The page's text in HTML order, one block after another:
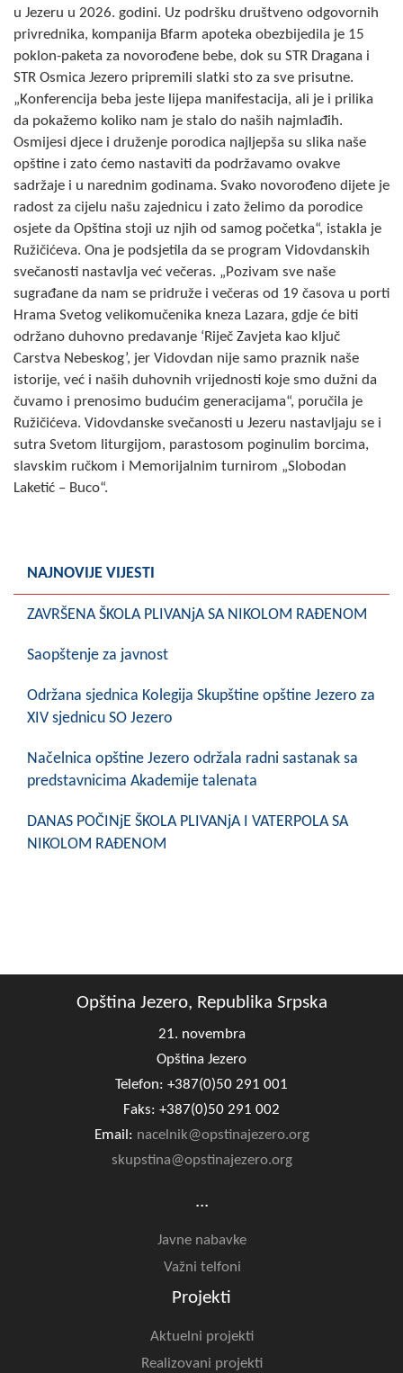
Aktivnosti
Javni pozivi
Obavještenja
Zaštita od požara
COVID 19
Geoistraživanja
FINANSIJE
PRIVREDA
Poljoprivreda
Turizam
Sport
CIVILNA ZAŠTITA
u Jezeru u 2026. godini. Uz podršku društveno odgovornih
privrednika, kompanija Bfarm apoteka obezbijedila je 15
poklon-paketa za novorođene bebe, dok su STR Dragana i
STR Osmica Jezero pripremili slatki sto za sve prisutne.
„Konferencija beba jeste lijepa manifestacija, ali je i prilika
da pokažemo koliko nam je stalo do naših najmlađih.
Osmijesi djece i druženje porodica najljepša su slika naše
opštine i zato ćemo nastaviti da podržavamo ovakve
sadržaje i u narednim godinama. Svako novorođeno dijete je
radost za cijelu našu zajednicu i zato želimo da porodice
osjete da Opština stoji uz njih od samog početka“, istakla je
Ružičićeva. Ona je podsjetila da se program Vidovdanskih
svečanosti nastavlja već večeras. „Pozivam sve naše
sugrađane da nam se pridruže i večeras od 19 časova u porti
Hrama Svetog velikomučenika kneza Lazara, gdje će biti
održano duhovno predavanje ‘Riječ Zavjeta kao ključ
Carstva Nebeskog’, jer Vidovdan nije samo praznik naše
istorije, već i naših duhovnih vrijednosti koje smo dužni da
čuvamo i prenosimo budućim generacijama“, poručila je
Ružičićeva. Vidovdanske svečanosti u Jezeru nastavljaju se i
sutra Svetom liturgijom, parastosom poginulim borcima,
slavskim ručkom i Memorijalnim turnirom „Slobodan
Laketić – Buco“.
NAJNOVIJE VIJESTI
ZAVRŠENA ŠKOLA PLIVANjA SA NIKOLOM RAĐENOM
Saopštenje za javnost
Održana sjednica Kolegija Skupštine opštine Jezero za
XIV sjednicu SO Jezero
Načelnica opštine Jezero održala radni sastanak sa
predstavnicima Akademije talenata
DANAS POČINjE ŠKOLA PLIVANjA I VATERPOLA SA
NIKOLOM RAĐENOM
Opština Jezero, Republika Srpska
21. novembra
Opština Jezero
Telefon: +387(0)50 291 001
Faks: +387(0)50 291 002
Email: nacelnik@opstinajezero.org
skupstina@opstinajezero.org
...
Javne nabavke
Važni telfoni
Projekti
Aktuelni projekti
Realizovani projekti